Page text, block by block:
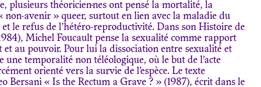
plusieurs théoricien·nes ont pensé la mortalité, la
non-avenir » queer, surtout en lien avec la maladie du
le refus de l’hétéro-reproductivité. Dans son Histoire de
Michel Foucault pense la sexualité comme rapport
et au pouvoir. Pour lui la dissociation entre sexualité et
une temporalité non téléologique, où le but de l’acte
orienté vers la survie de l’espèce. Le texte
Bersani « Is the Rectum a Grave ? » (1987), écrit dans le